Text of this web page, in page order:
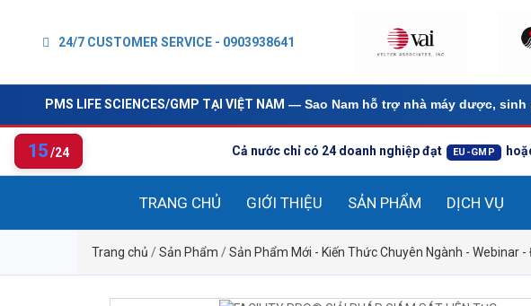
24/7 CUSTOMER SERVICE - 0903938641
PMS LIFE SCIENCES/GMP TẠI VIỆT NAM — Sao Nam hỗ trợ nhà máy dược, sinh
15/24 Cả nước chỉ có 24 doanh nghiệp đạt EU-GMP
TRANG CHỦ GIỚI THIỆU SẢN PHẨM DỊCH VỤ
Trang chủ /Sản Phẩm /Sản Phẩm Mới - Kiến Thức Chuyên Ngành - Webinar